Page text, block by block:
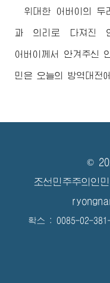
위대한 어버이 의 두
과 의리로 다져진
어버이께서 안겨주신
민은 오늘의 방역대전
©
조선민주주의인
확스 : 0085-02-